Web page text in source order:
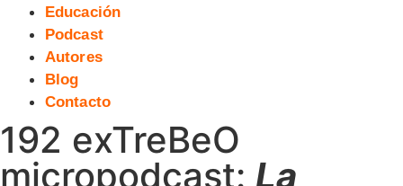
Educación
Podcast
Autores
Blog
Contacto
192 exTreBeO
micropodcast: La